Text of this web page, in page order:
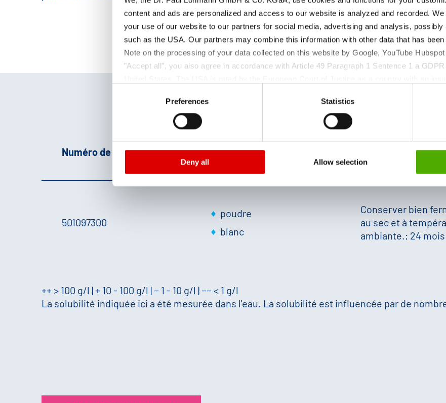
content and ads are personalized and access to our website is analyzed and recorded.
your use of our website to our partners for social media, advertising and analysis,
such as the USA. Our partners may combine this information with other data that has
Note on the processing of your data collected on this website by Google, YouTube
"Accept all", you also agree in accordance with Article 49 Paragraph 1 Sentence 1 a
monitoring purposes, possibly without the possibility of legal remedies. You can find more
and functions we use in the data protection declaration and the detailed information/consent.
Privacy
Preferences Statistics
Deny all Allow selection
Numéro de produit Paramètre du produit
Conditions de
| Période de retest
501097300
poudre
blanc
Conserver bien
au sec et à
ambiante.; 24 mois
++ > 100 g/l | + 10 - 100 g/l | − 1 - 10 g/l | −− < 1 g/l
La solubilité indiquée ici a été mesurée dans l'eau. La solubilité est influencée par de